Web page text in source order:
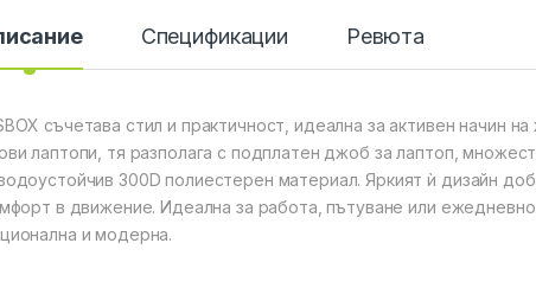
Спецификации Ревюта
съчетава стил и практичност, идеална за активен начин на
лаптопи, тя разполага с подплатен джоб за лаптоп,
300D полиестерен материал. Яркият ѝ дизайн
в движение. Идеална за работа, пътуване или
и модерна.